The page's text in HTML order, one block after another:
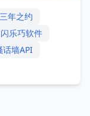
三年之约
闪乐巧软件
话墙API